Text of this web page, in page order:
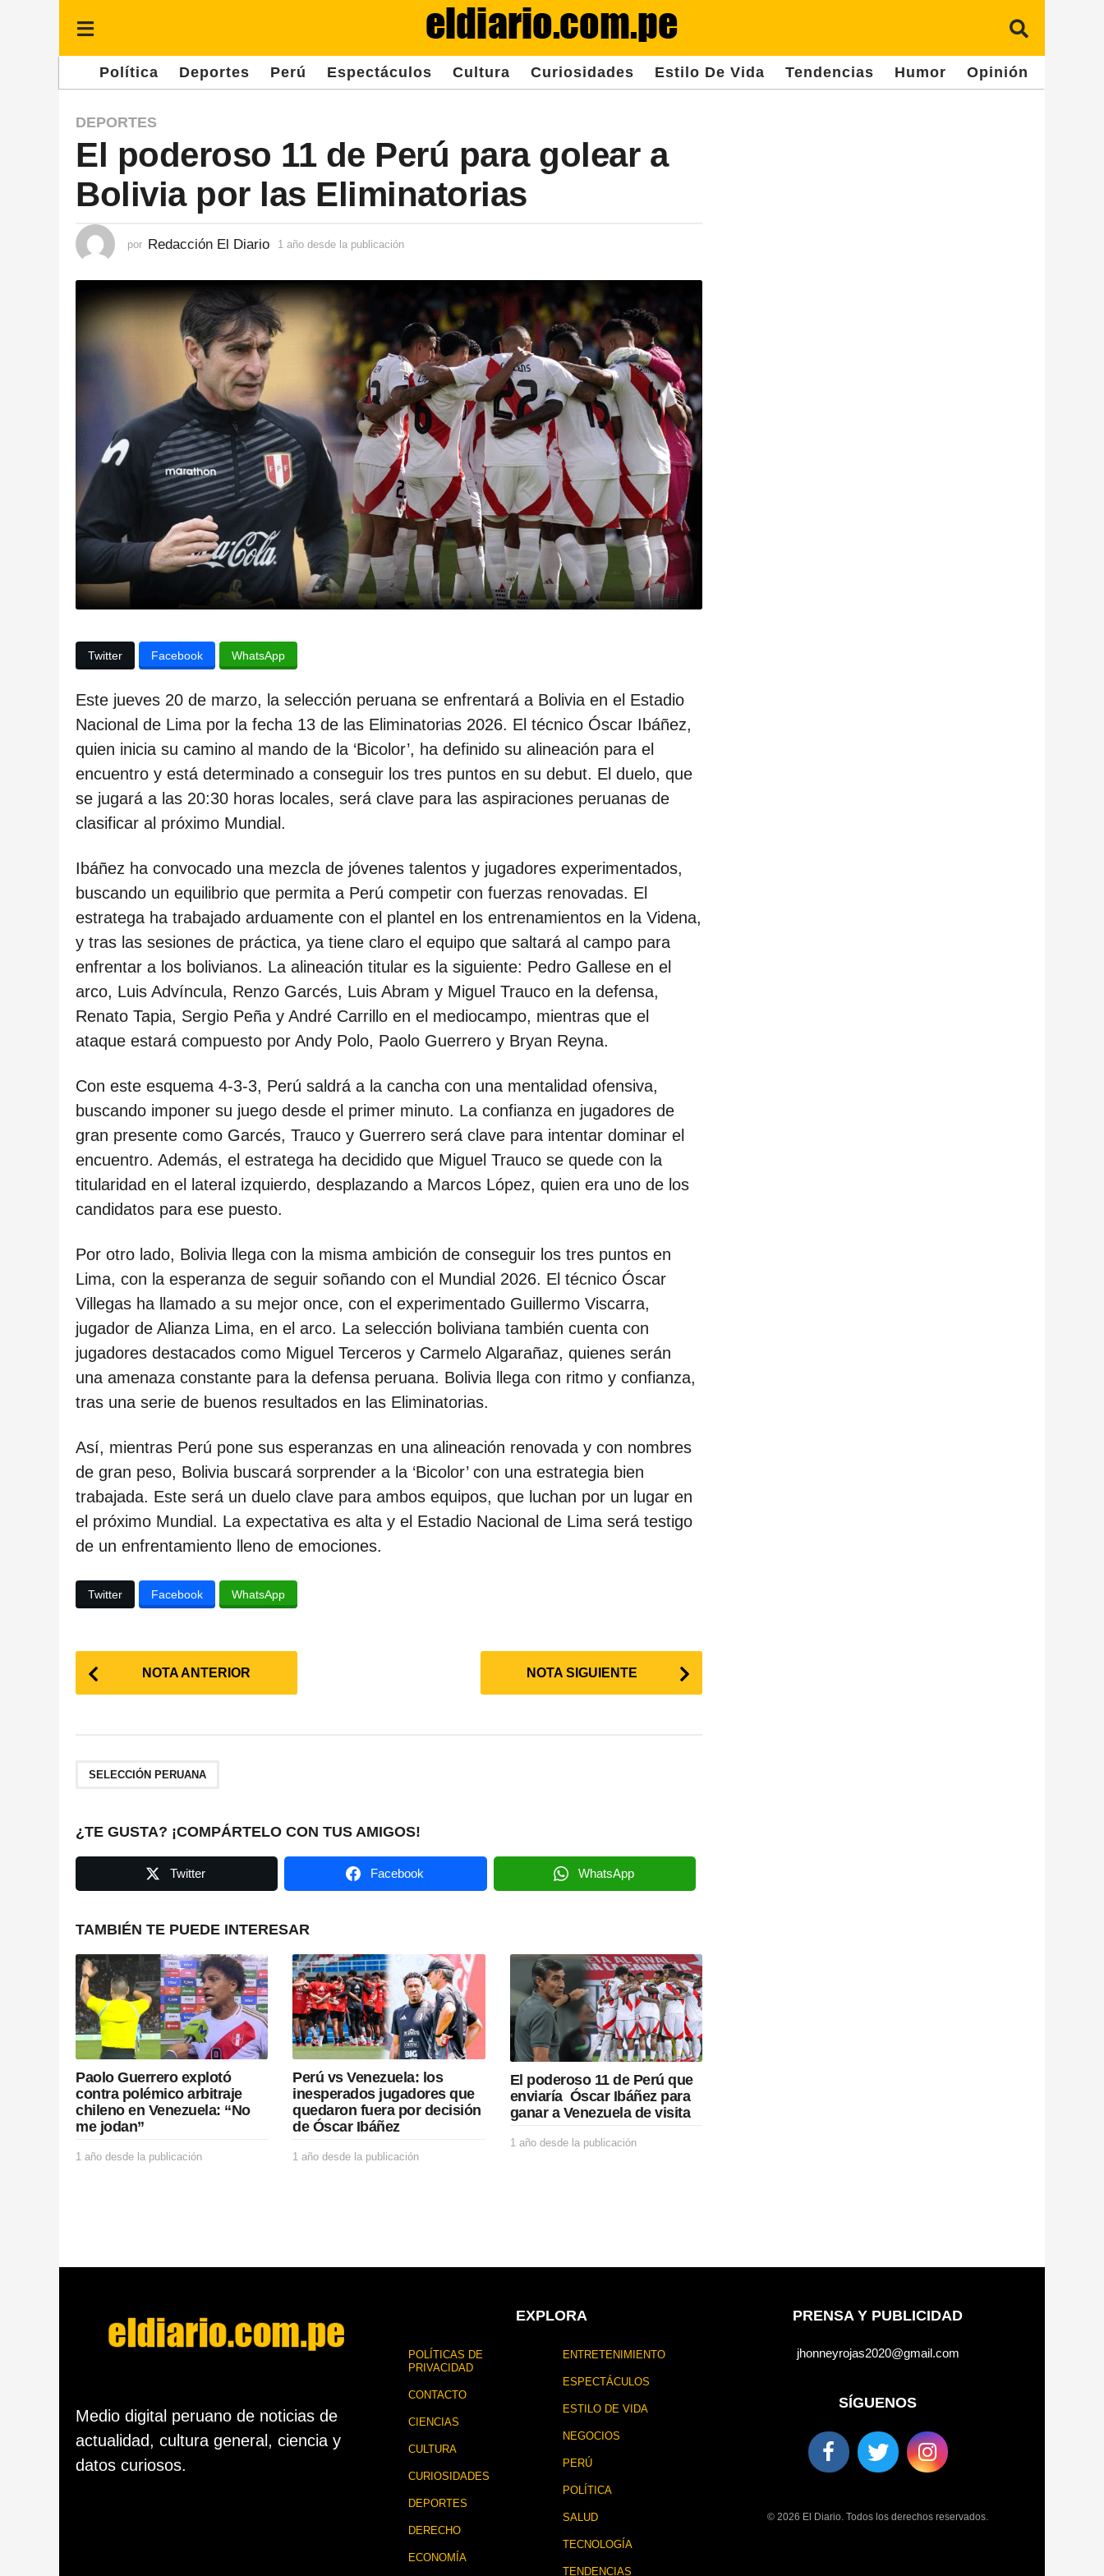
Política Deportes Perú Espectáculos Cultura Curiosidades Estilo De Vida Tendencias Humor Opinión
1
a
ñ
o
e
e
l
p
u
b
l
c
a
i
ó
n
1
d
e
l
a
p
u
b
l
i
a
c
i
ó
n
DEPORTES
El poderoso 11 de Perú para golear a
Bolivia por las Eliminatorias
por Redacción El Diario 1 año desde la publicación
e
d
e
l
a
p
u
b
l
i
c
a
c
i
ó
n
Twitter Facebook WhatsApp
Este jueves 20 de marzo, la selección peruana se enfrentará a Bolivia en el Estadio
Nacional de Lima por la fecha 13 de las Eliminatorias 2026. El técnico Óscar Ibáñez,
quien inicia su camino al mando de la ‘Bicolor’, ha definido su alineación para el
encuentro y está determinado a conseguir los tres puntos en su debut. El duelo, que
se jugará a las 20:30 horas locales, será clave para las aspiraciones peruanas de
clasificar al próximo Mundial.
Ibáñez ha convocado una mezcla de jóvenes talentos y jugadores experimentados,
buscando un equilibrio que permita a Perú competir con fuerzas renovadas. El
estratega ha trabajado arduamente con el plantel en los entrenamientos en la Videna,
y tras las sesiones de práctica, ya tiene claro el equipo que saltará al campo para
enfrentar a los bolivianos. La alineación titular es la siguiente: Pedro Gallese en el
arco, Luis Advíncula, Renzo Garcés, Luis Abram y Miguel Trauco en la defensa,
Renato Tapia, Sergio Peña y André Carrillo en el mediocampo, mientras que el
ataque estará compuesto por Andy Polo, Paolo Guerrero y Bryan Reyna.
Con este esquema 4-3-3, Perú saldrá a la cancha con una mentalidad ofensiva,
buscando imponer su juego desde el primer minuto. La confianza en jugadores de
gran presente como Garcés, Trauco y Guerrero será clave para intentar dominar el
encuentro. Además, el estratega ha decidido que Miguel Trauco se quede con la
titularidad en el lateral izquierdo, desplazando a Marcos López, quien era uno de los
candidatos para ese puesto.
Por otro lado, Bolivia llega con la misma ambición de conseguir los tres puntos en
Lima, con la esperanza de seguir soñando con el Mundial 2026. El técnico Óscar
Villegas ha llamado a su mejor once, con el experimentado Guillermo Viscarra,
jugador de Alianza Lima, en el arco. La selección boliviana también cuenta con
jugadores destacados como Miguel Terceros y Carmelo Algarañaz, quienes serán
una amenaza constante para la defensa peruana. Bolivia llega con ritmo y confianza,
tras una serie de buenos resultados en las Eliminatorias.
Así, mientras Perú pone sus esperanzas en una alineación renovada y con nombres
de gran peso, Bolivia buscará sorprender a la ‘Bicolor’ con una estrategia bien
trabajada. Este será un duelo clave para ambos equipos, que luchan por un lugar en
el próximo Mundial. La expectativa es alta y el Estadio Nacional de Lima será testigo
de un enfrentamiento lleno de emociones.
Twitter Facebook WhatsApp
P
o
a
g
i
n
a
t
i
o
n
NOTA ANTERIOR NOTA SIGUIENTE
SELECCIÓN PERUANA
¿TE GUSTA? ¡COMPÁRTELO CON TUS AMIGOS!
Twitter Facebook WhatsApp
TAMBIÉN TE PUEDE INTERESAR
Paolo Guerrero explotó
contra polémico arbitraje
chileno en Venezuela: “No
me jodan”
1 año desde la publicación
d
u
a
c
Perú vs Venezuela: los
inesperados jugadores que
quedaron fuera por decisión
de Óscar Ibáñez
1 año desde la publicación
d
b
l
i
a
i
ó
El poderoso 11 de Perú que
enviaría Óscar Ibáñez para
ganar a Venezuela de visita
1 año desde la publicación1
e
l
i
a
Medio digital peruano de noticias de
actualidad, cultura general, ciencia y
datos curiosos.
EXPLORA
POLÍTICAS DE
PRIVACIDAD
CONTACTO
CIENCIAS
CULTURA
CURIOSIDADES
DEPORTES
DERECHO
ECONOMÍA
ENTRETENIMIENTO
ESPECTÁCULOS
ESTILO DE VIDA
NEGOCIOS
PERÚ
POLÍTICA
SALUD
TECNOLOGÍA
TENDENCIAS
PRENSA Y PUBLICIDAD
jhonneyrojas2020@gmail.com
SÍGUENOS
© 2026 El Diario. Todos los derechos reservados.